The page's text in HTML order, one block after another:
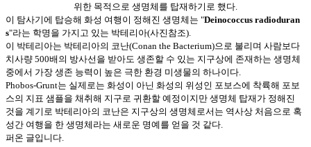
위한 목적으로 생명체를 탑재하기로 했다.
이 탐사기에 탑승해 화성 여행이 정해진 생명체는 "Deinococcus radioduran
s"라는 학명을 가지고 있는 박테리아(사진참조).
이 박테리아는 박테리아의 코난(Conan the Bacterium)으로 불리며 사람보다
치사량 500배의 방사선을 받아도 생존할 수 있는 지구상에 존재하는 생명체
중에서 가장 생존 능력이 높은 극한 환경 미생물의 하나이다.
Phobos-Grunt는 실제로는 화성이 아닌 화성의 위성인 포보스에 착륙해 포보
스의 지표 샘플을 채취해 지구로 귀환할 예정이지만 생명체 탑재가 정해진
것을 계기로 박테리아의 코난은 지구상의 생명체로서는 역사상 처음으로 혹
성간 여행을 한 생명체라는 새로운 명예를 얻을 것 같다.
퍼온 글입니다.